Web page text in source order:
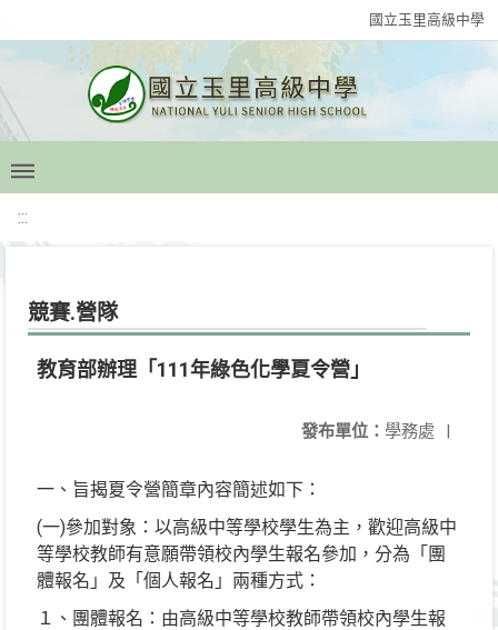
國立玉里高級中學
:::
競賽.營隊
教育部辦理「111年綠色化學夏令營」
發布單位： 學務處 |
一、旨揭夏令營簡章內容簡述如下：
(一)參加對象：以高級中等學校學生為主，歡迎高級中
等學校教師有意願帶領校內學生報名參加，分為「團
體報名」及「個人報名」兩種方式：
１、團體報名：由高級中等學校教師帶領校內學生報